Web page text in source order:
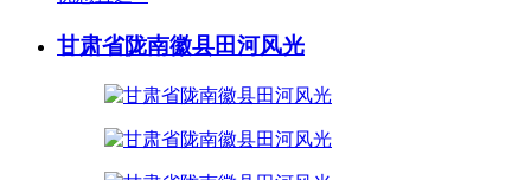
甘肃省陇南徽县田河风光